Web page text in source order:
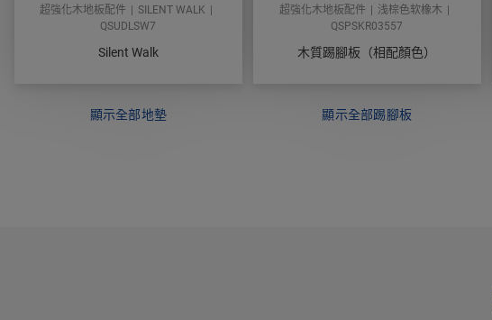
超強化木地板配件
SILENT WALK
QSUDLSW7
Silent Walk
顯示全部地墊
超強化木地板配件
浅棕色软橡木
QSPSKR03557
木質踢腳板（相配顏色）
顯示全部踢腳板